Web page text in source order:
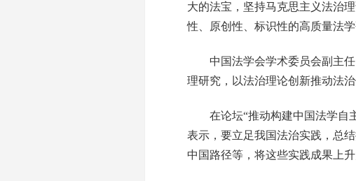
大的法宝，坚持马克思主义法治
性、原创性、标识性的高质量法学
中国法学会学术委员会副主任
理研究，以法治理论创新推动法治
在论坛“推动构建中国法学自主
表示，要立足我国法治实践，总
中国路径等，将这些实践成果上